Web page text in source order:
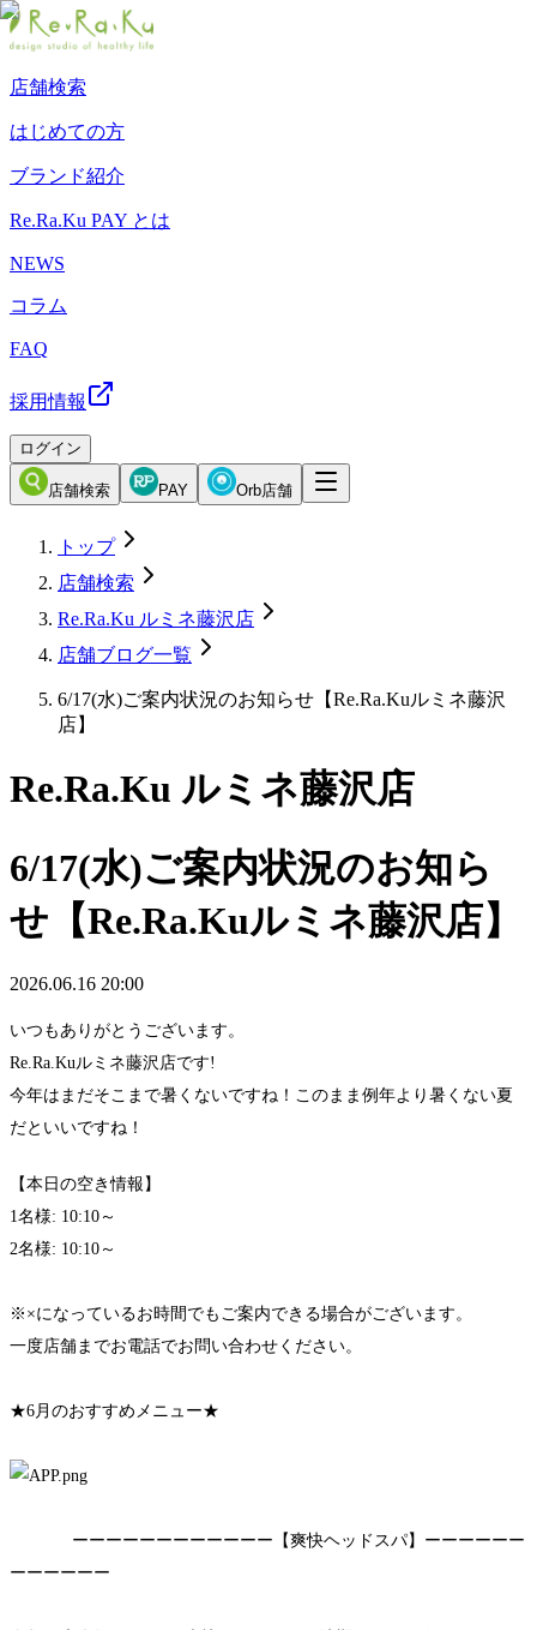
店舗検索
はじめての方
ブランド紹介
Re.Ra.Ku PAY とは
NEWS
コラム
FAQ
採用情報
ログイン
店舗検索 PAY Orb店舗
トップ
店舗検索
Re.Ra.Ku ルミネ藤沢店
店舗ブログ一覧
6/17(水)ご案内状況のお知らせ【Re.Ra.Kuルミネ藤沢
店】
Re.Ra.Ku ルミネ藤沢店
6/17(水)ご案内状況のお知ら
せ【Re.Ra.Kuルミネ藤沢店】
2026.06.16 20:00
いつもありがとうございます。
Re.Ra.Kuルミネ藤沢店です!
今年はまだそこまで暑くないですね！このまま例年より暑くない夏
だといいですね！
【本日の空き情報】
1名様: 10:10～
2名様: 10:10～
※×になっているお時間でもご案内できる場合がございます。
一度店舗までお電話でお問い合わせください。
★6月のおすすめメニュー★
ーーーーーーーーーーーー【爽快ヘッドスパ】ーーーーーー
ーーーーーー